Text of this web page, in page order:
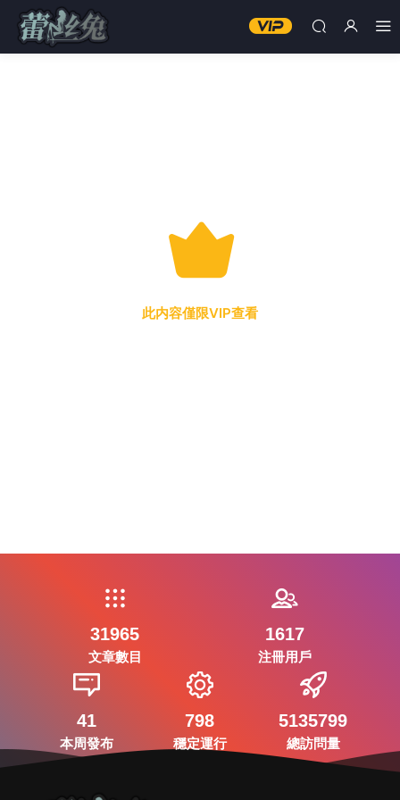
此内容僅限VIP查看
31965
文章數目
1617
注冊用戶
41
本周發布
798
穩定運行
5135799
總訪問量